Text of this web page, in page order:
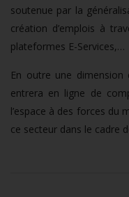
soutenue par la
création d’emplois à
plateformes E-Services,…
En outre une dimension
entrera en ligne de
l’espace à des forces du
ce secteur dans le cadre